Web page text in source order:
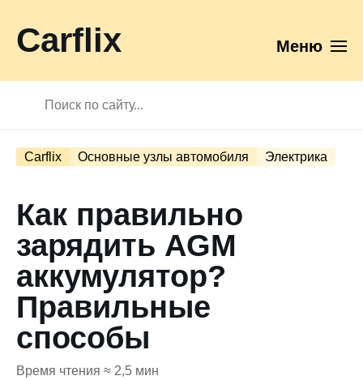
Carflix Меню
Carflix Основные узлы автомобиля Электрика
Как правильно
зарядить AGM
аккумулятор?
Правильные
способы
Время чтения ≈ 2,5 мин